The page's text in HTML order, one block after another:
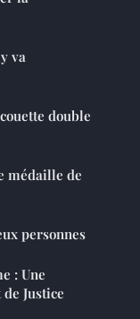
va
double
médaille de
personnes
: Une
Justice